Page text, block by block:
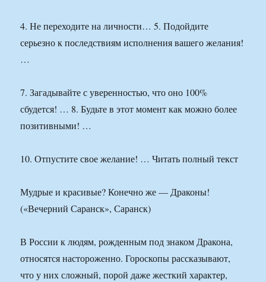
4. Не переходите на личности… 5. Подойдите
серьезно к последствиям исполнения вашего желания!
…
7. Загадывайте с уверенностью, что оно 100%
сбудется! … 8. Будьте в этот момент как можно более
позитивными! …
10. Отпустите свое желание! … Читать полный текст
Мудрые и красивые? Конечно же — Драконы!
(«Вечерний Саранск», Саранск)
В России к людям, рожденным под знаком Дракона,
относятся настороженно. Гороскопы рассказывают,
что у них сложный, порой даже жесткий характер,